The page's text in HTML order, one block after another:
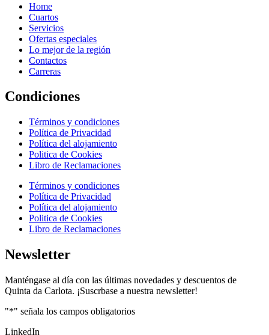
Home
Cuartos
Servicios
Ofertas especiales
Lo mejor de la región
Contactos
Carreras
Condiciones
Términos y condiciones
Política de Privacidad
Política del alojamiento
Politica de Cookies
Libro de Reclamaciones
Términos y condiciones
Política de Privacidad
Política del alojamiento
Politica de Cookies
Libro de Reclamaciones
Newsletter
Manténgase al día con las últimas novedades y descuentos de
Quinta da Carlota. ¡Suscrbase a nuestra newsletter!
"*" señala los campos obligatorios
LinkedIn